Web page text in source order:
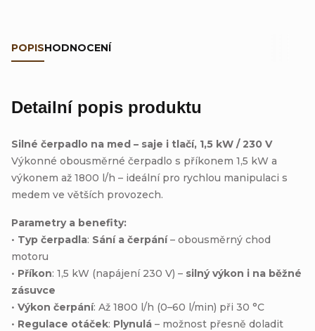
POPISHODNOCENÍ
Detailní popis produktu
Silné čerpadlo na med – saje i tlačí, 1,5 kW / 230 V
Výkonné obousměrné čerpadlo s příkonem 1,5 kW a
výkonem až 1800 l/h – ideální pro rychlou manipulaci s
medem ve větších provozech.
Parametry a benefity:
• Typ čerpadla: Sání a čerpání– obousměrný chod
motoru
• Příkon: 1,5 kW (napájení 230 V) – silný výkon i na běžné
zásuvce
• Výkon čerpání: Až 1800 l/h (0–60 l/min) při 30 °C
• Regulace otáček: Plynulá – možnost přesně doladit